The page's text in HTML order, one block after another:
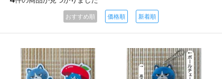
おすすめ順 価格順 新着順